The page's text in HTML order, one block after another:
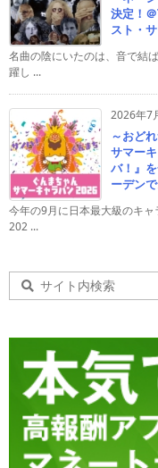
決定！
スト・
名曲の陰にいたのは、音で結
躍し ...
2026年7
～おど
サマー
バ！』
ーデン
今年の9月に日本最大級のキ
202 ...